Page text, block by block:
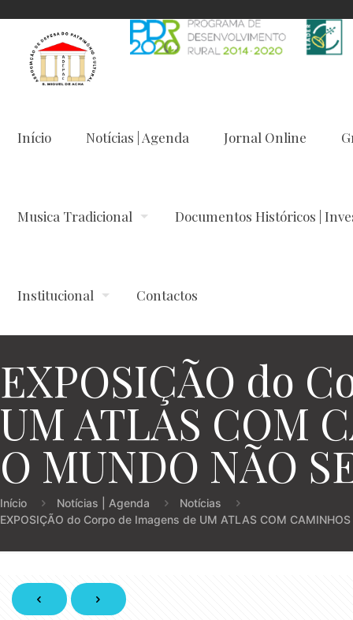
Início Notícias | Agenda Jornal Online
Musica Tradicional Documentos Históricos |
Institucional Contactos
EXPOSIÇÃO do
UM ATLAS COM
O MUNDO NÃO
Início Notícias | Agenda
Notícias
EXPOSIÇÃO do Corpo de Imagens de UM ATLAS COM CAMINHOS